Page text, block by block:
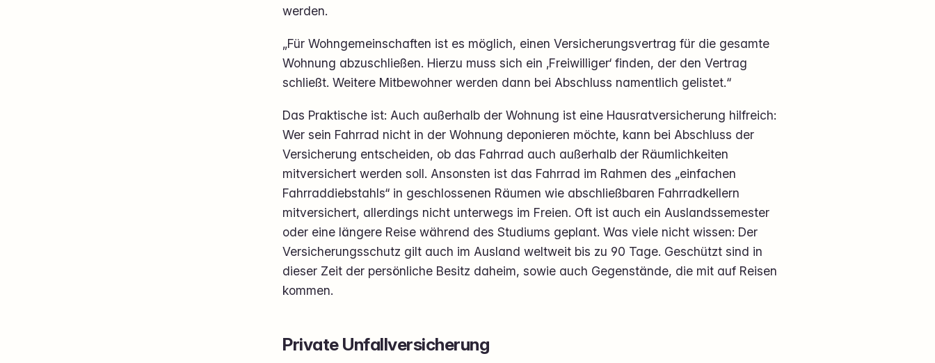
werden.
„Für Wohngemeinschaften ist es möglich, einen Versicherungsvertrag für die gesamte
Wohnung abzuschließen. Hierzu muss sich ein ‚Freiwilliger‘ finden, der den Vertrag
schließt. Weitere Mitbewohner werden dann bei Abschluss namentlich gelistet.“
Das Praktische ist: Auch außerhalb der Wohnung ist eine Hausratversicherung hilfreich:
Wer sein Fahrrad nicht in der Wohnung deponieren möchte, kann bei Abschluss der
Versicherung entscheiden, ob das Fahrrad auch außerhalb der Räumlichkeiten
mitversichert werden soll. Ansonsten ist das Fahrrad im Rahmen des „einfachen
Fahrraddiebstahls“ in geschlossenen Räumen wie abschließbaren Fahrradkellern
mitversichert, allerdings nicht unterwegs im Freien. Oft ist auch ein Auslandssemester
oder eine längere Reise während des Studiums geplant. Was viele nicht wissen: Der
Versicherungsschutz gilt auch im Ausland weltweit bis zu 90 Tage. Geschützt sind in
dieser Zeit der persönliche Besitz daheim, sowie auch Gegenstände, die mit auf Reisen
kommen.
Private Unfallversicherung